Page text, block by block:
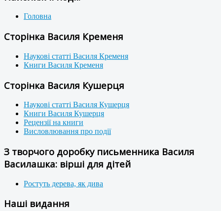
Головна
Сторінка Василя Кременя
Наукові статті Василя Кременя
Книги Василя Кременя
Сторінка Василя Кушерця
Наукові статті Василя Кушерця
Книги Василя Кушерця
Рецензії на книги
Висловлювання про події
З творчого доробку письменника Василя
Василашка: вірші для дітей
Ростуть дерева, як дива
Наші видання